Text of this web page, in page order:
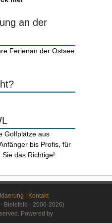
an der
Kontakt
Bielefeld - 2006-2026)
Powered by